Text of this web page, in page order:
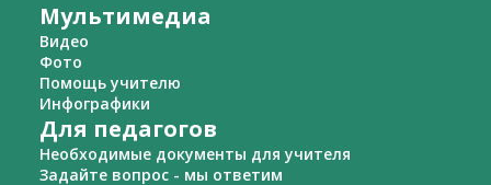
Мультимедиа
Видео
Фото
Помощь учителю
Инфографики
Для педагогов
Необходимые документы для учителя
Задайте вопрос - мы ответим